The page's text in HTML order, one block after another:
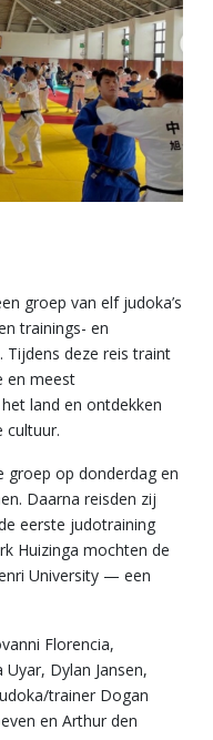
groep van elf judoka’s
trainings- en
Tijdens deze reis traint
en meest
land en ontdekken
cultuur.
groep op donderdag en
Daarna reisden zij
eerste judotraining
Huizinga mochten de
University — een
Florencia,
Dylan Jansen,
trainer Dogan
en Arthur den